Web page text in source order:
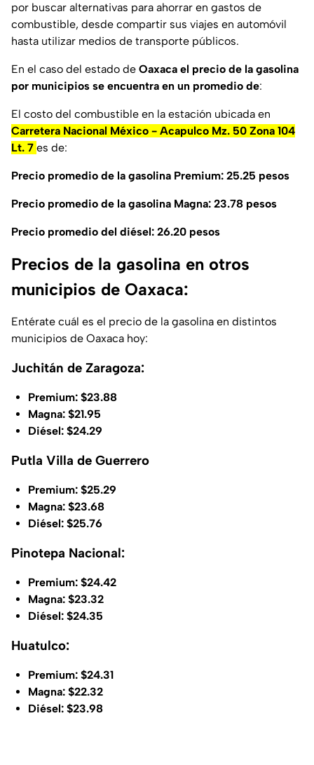
por buscar alternativas para ahorrar en gastos de
combustible, desde compartir sus viajes en automóvil
hasta utilizar medios de transporte públicos.
En el caso del estado de Oaxaca el precio de la gasolina
por municipios se encuentra en un promedio de:
El costo del combustible en la estación ubicada en
Carretera Nacional México - Acapulco Mz. 50 Zona 104
Lt. 7 es de:
Precio promedio de la gasolina Premium: 25.25 pesos
Precio promedio de la gasolina Magna: 23.78 pesos
Precio promedio del diésel: 26.20 pesos
Precios de la gasolina en otros
municipios de Oaxaca:
Entérate cuál es el precio de la gasolina en distintos
municipios de Oaxaca hoy:
Juchitán de Zaragoza:
Premium: $23.88
Magna: $21.95
Diésel: $24.29
Putla Villa de Guerrero
Premium: $25.29
Magna: $23.68
Diésel: $25.76
Pinotepa Nacional:
Premium: $24.42
Magna: $23.32
Diésel: $24.35
Huatulco:
Premium: $24.31
Magna: $22.32
Diésel: $23.98